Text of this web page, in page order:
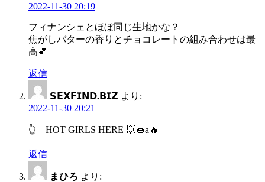
2022-11-30 20:19
フィナンシェとほぼ同じ生地かな？
焦がしバターの香りとチョコレートの組み合わせは最
高💕
返信
𝗦𝗘𝗫𝗙𝗜𝗡𝗗.𝗕𝗜𝗭 より:
2022-11-30 20:21
👆 – HOT GIRLS HERE 💥👄a🔥
返信
まひろ より: